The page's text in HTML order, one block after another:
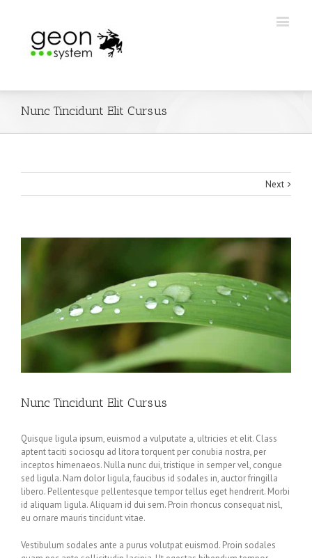
Nunc Tincidunt Elit Cursus
Next
Nunc Tincidunt Elit Cursus
Quisque ligula ipsum, euismod a vulputate a, ultricies et elit. Class
aptent taciti sociosqu ad litora torquent per conubia nostra, per
inceptos himenaeos. Nulla nunc dui, tristique in semper vel, congue
sed ligula. Nam dolor ligula, faucibus id sodales in, auctor fringilla
libero. Pellentesque pellentesque tempor tellus eget hendrerit. Morbi
id aliquam ligula. Aliquam id dui sem. Proin rhoncus consequat nisl,
eu ornare mauris tincidunt vitae.
Vestibulum sodales ante a purus volutpat euismod. Proin sodales